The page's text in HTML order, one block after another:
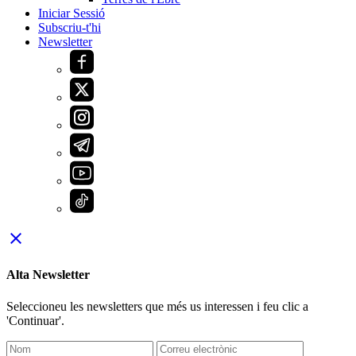
Iniciar Sessió
Subscriu-t'hi
Newsletter
close
Alta Newsletter
Seleccioneu les newsletters que més us interessen i feu clic a
'Continuar'.